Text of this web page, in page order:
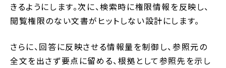
きるようにします。次に、検索時に権限情報を反映し、
閲覧権限のない文書がヒットしない設計にします。
さらに、回答に反映させる情報量を制御し、参照元の
全文を出さず要点に留める、根拠として参照先を示し